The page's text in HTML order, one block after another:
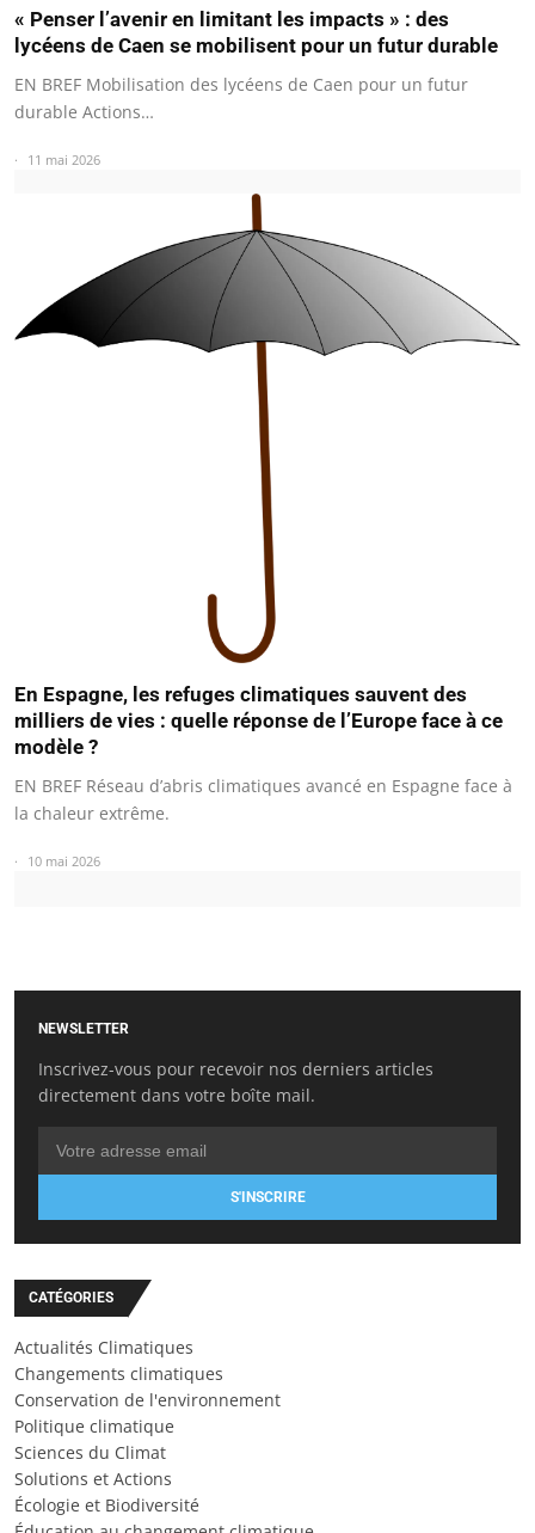
« Penser l’avenir en limitant les impacts » : des
lycéens de Caen se mobilisent pour un futur durable
EN BREF Mobilisation des lycéens de Caen pour un futur
durable Actions…
11 mai 2026
En Espagne, les refuges climatiques sauvent des
milliers de vies : quelle réponse de l’Europe face à ce
modèle ?
EN BREF Réseau d’abris climatiques avancé en Espagne face à
la chaleur extrême.
10 mai 2026
NEWSLETTER
Inscrivez-vous pour recevoir nos derniers articles
directement dans votre boîte mail.
S'INSCRIRE
CATÉGORIES
Actualités Climatiques
Changements climatiques
Conservation de l'environnement
Politique climatique
Sciences du Climat
Solutions et Actions
Écologie et Biodiversité